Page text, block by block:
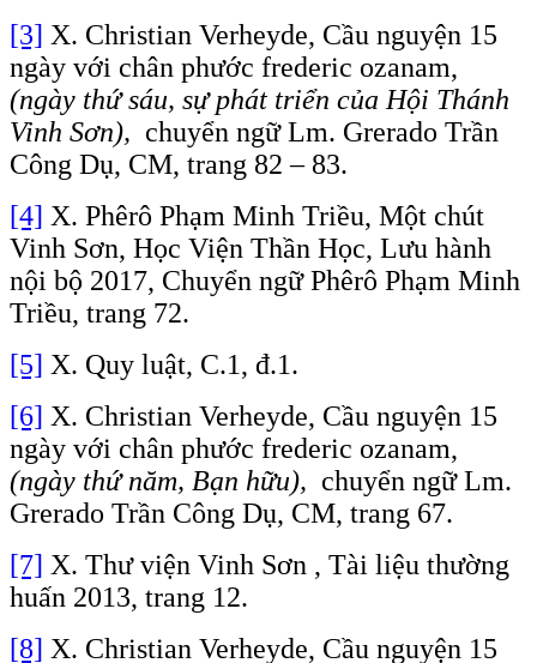
[3] X. Christian Verheyde, Cầu nguyện 15
ngày với chân phước frederic ozanam,
(ngày thứ sáu, sự phát triển của Hội Thánh
Vinh Sơn), chuyển ngữ Lm. Grerado Trần
Công Dụ, CM, trang 82 – 83.
[4] X. Phêrô Phạm Minh Triều, Một chút
Vinh Sơn, Học Viện Thần Học, Lưu hành
nội bộ 2017, Chuyển ngữ Phêrô Phạm Minh
Triều, trang 72.
[5] X. Quy luật, C.1, đ.1.
[6] X. Christian Verheyde, Cầu nguyện 15
ngày với chân phước frederic ozanam,
(ngày thứ năm, Bạn hữu), chuyển ngữ Lm.
Grerado Trần Công Dụ, CM, trang 67.
[7] X. Thư viện Vinh Sơn , Tài liệu thường
huấn 2013, trang 12.
[8] X. Christian Verheyde, Cầu nguyện 15